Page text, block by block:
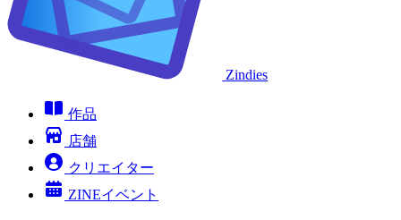
Zindies
作品
店舗
クリエイター
ZINEイベント